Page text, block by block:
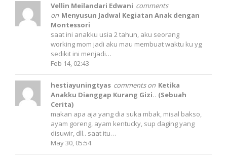
Vellin Meilandari Edwani comments
on Menyusun Jadwal Kegiatan Anak dengan
Montessori
saat ini anakku usia 2 tahun, aku seorang
working mom jadi aku mau membuat waktu ku yg
sedikit ini menjadi…
Feb 14, 02:43
hestiayuningtyas comments on Ketika
Anakku Dianggap Kurang Gizi.. (Sebuah
Cerita)
makan apa aja yang dia suka mbak, misal bakso,
ayam goreng, ayam kentucky, sup daging yang
disuwir, dll.. saat itu…
May 30, 05:54